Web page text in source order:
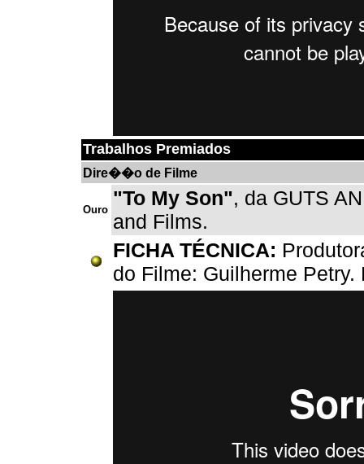
Trabalhos Premiados
Dire��o de Filme
Ouro
"To My Son", da GUTS
and Films.
FICHA TÉCNICA:
do Filme: Guilherme